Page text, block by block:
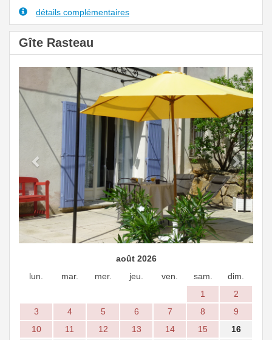
détails complémentaires
Gîte Rasteau
Previous Next
août 2026
lun.
mar. mer. jeu. ven. sam.
dim.
1
2
3
4 5 6 7 8
9
10
11 12 13 14 15 16